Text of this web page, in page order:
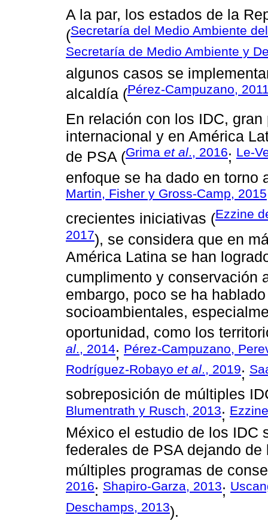
A la par, los estados de la
(Secretaría del Medio Ambiente
Secretaría de Medio Ambiente y
algunos casos se
alcaldía (Pérez-Campuzano,
En relación con los IDC,
internacional y en América
de PSA (Grima et al., 2016; Le-
enfoque se ha dado en torno
Martin, Fisher y Gross-Camp, 2015
crecientes iniciativas (Ezzine
2017), se considera que en
América Latina se han
cumplimento y conservación
embargo, poco se ha
socioambientales,
oportunidad, como los
al., 2014; Pérez-Campuzano,
Rodríguez-Robayo et al., 2019;
sobreposición de múltiples
Blumentrath y Rusch, 2013;
México el estudio de los IDC
federales de PSA dejando
múltiples programas de
2016: Shapiro-Garza, 2013;
Deschamps, 2013).